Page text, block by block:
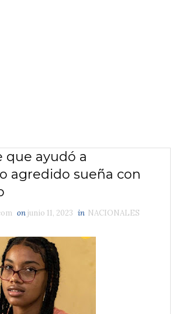
que ayudó a
agredido sueña con
onjunio 11, 2023 in NACIONALES